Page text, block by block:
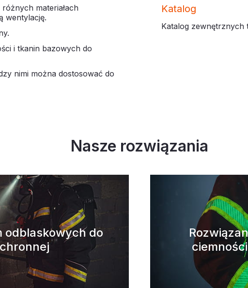
materiałach
wentylację.
i tkanin bazowych do
nimi można dostosować do
Katalog
Katalog
Nasze rozwiązania
odblaskowych do